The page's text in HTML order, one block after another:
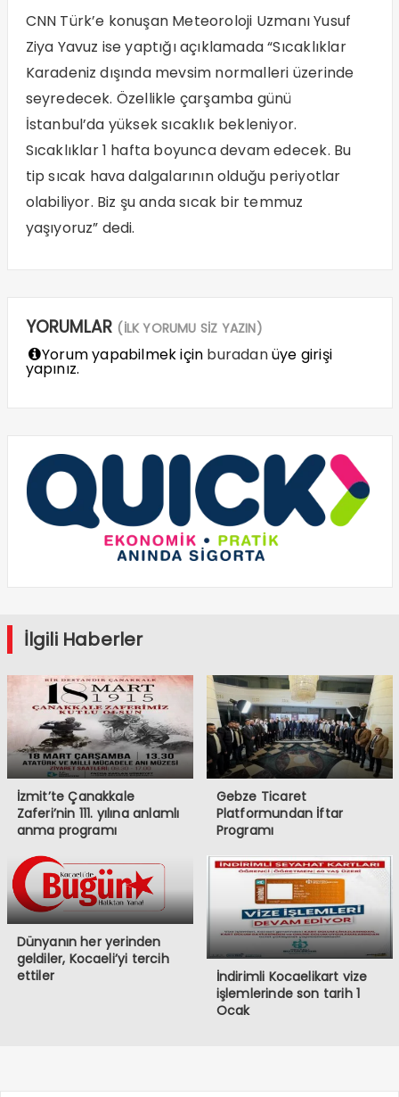
CNN Türk’e konuşan Meteoroloji Uzmanı Yusuf
Ziya Yavuz ise yaptığı açıklamada “Sıcaklıklar
Karadeniz dışında mevsim normalleri üzerinde
seyredecek. Özellikle çarşamba günü
İstanbul’da yüksek sıcaklık bekleniyor.
Sıcaklıklar 1 hafta boyunca devam edecek. Bu
tip sıcak hava dalgalarının olduğu periyotlar
olabiliyor. Biz şu anda sıcak bir temmuz
yaşıyoruz” dedi.
YORUMLAR (İLK YORUMU SİZ YAZIN)
Yorum yapabilmek için buradanüye girişi
yapınız.
İlgili Haberler
İzmit’te Çanakkale
Zaferi’nin 111. yılına anlamlı
anma programı
Gebze Ticaret
Platformundan İftar
Programı
Dünyanın her yerinden
geldiler, Kocaeli’yi tercih
ettiler
İndirimli Kocaelikart vize
işlemlerinde son tarih 1
Ocak